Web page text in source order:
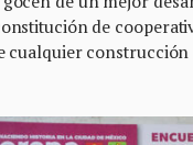
de
cualquier construcción